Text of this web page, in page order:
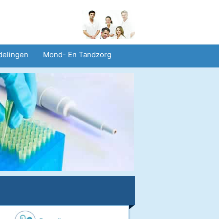
Mond- En Tandzorg
En Veiligheid